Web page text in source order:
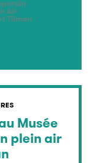
Musée
plein air